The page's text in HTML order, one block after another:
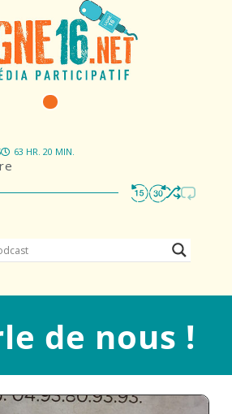
63 HR. 20 MIN.
de nous !